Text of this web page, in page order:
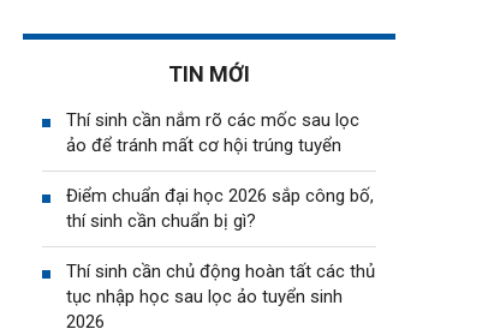
TIN MỚI
Thí sinh cần nắm rõ các mốc sau lọc
ảo để tránh mất cơ hội trúng tuyển
Điểm chuẩn đại học 2026 sắp công bố,
thí sinh cần chuẩn bị gì?
Thí sinh cần chủ động hoàn tất các thủ
tục nhập học sau lọc ảo tuyển sinh
2026